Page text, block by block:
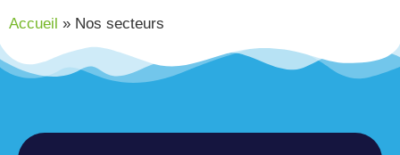
Accueil » Nos secteurs